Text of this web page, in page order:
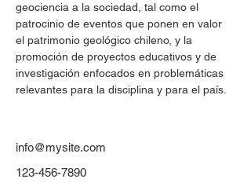
geociencia a la sociedad, tal como el
patrocinio de eventos que ponen en valor
el patrimonio geológico chileno, y la
promoción de proyectos educativos y de
investigación enfocados en problemáticas
relevantes para la disciplina y para el país.
info@mysite.com
123-456-7890